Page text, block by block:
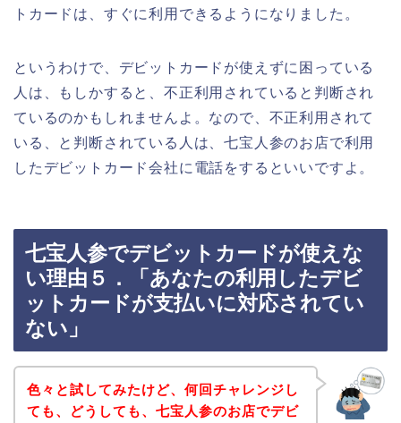
トカードは、すぐに利用できるようになりました。
というわけで、デビットカードが使えずに困っている
人は、もしかすると、不正利用されていると判断され
ているのかもしれませんよ。なので、不正利用されて
いる、と判断されている人は、七宝人参のお店で利用
したデビットカード会社に電話をするといいですよ。
七宝人参でデビットカードが使えな
い理由５．「あなたの利用したデビ
ットカードが支払いに対応されてい
ない」
色々と試してみたけど、何回チャレンジし
ても、どうしても、七宝人参のお店でデビ